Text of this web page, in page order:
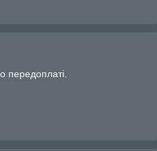
передоплаті.